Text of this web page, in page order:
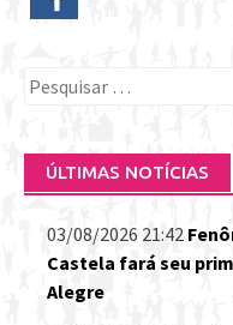
Pesquisar
ÚLTIMAS NOTÍCIAS
03/08/2026 21:42
Castela fará seu
Alegre